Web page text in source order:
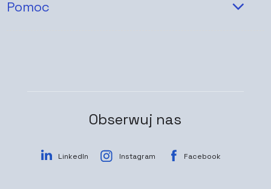
Pomoc
Obserwuj nas
LinkedIn Instagram Facebook